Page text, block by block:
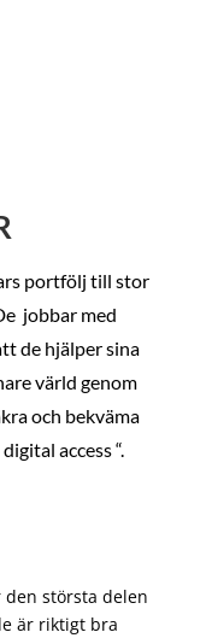
portfölj till stor
jobbar med
de hjälper sina
värld genom
och bekväma
access “.
största delen
är riktigt bra